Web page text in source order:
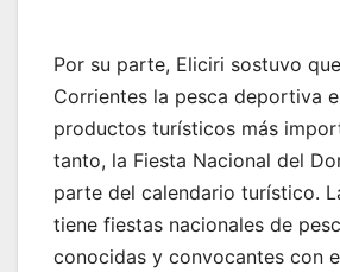
Por su parte, Eliciri sostuvo
Corrientes la pesca deportiva
productos turísticos más
tanto, la Fiesta Nacional del
parte del calendario turístico.
tiene fiestas nacionales de
conocidas y convocantes con